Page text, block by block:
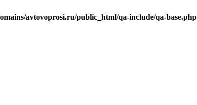
avtovoprosi.ru/public_html/qa-include/qa-base.php